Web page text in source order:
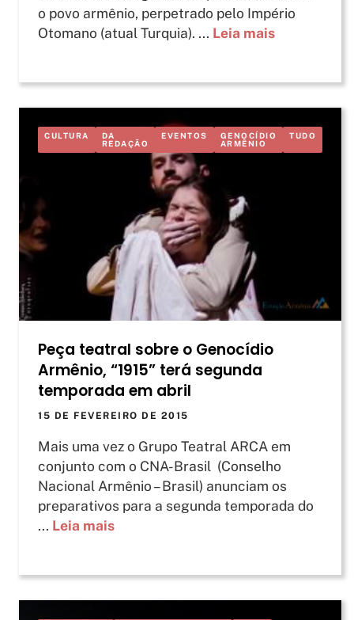
o povo armênio, perpetrado pelo Império
Otomano (atual Turquia). ... Leia mais
CULTURA
DA
REDAÇÃO
EVENTOS
GENOCÍDIO
ARMÊNIO
TUDO
Peça teatral sobre o Genocídio
Armênio, “1915” terá segunda
temporada em abril
15 DE FEVEREIRO DE 2015
Mais uma vez o Grupo Teatral ARCA em
conjunto com o CNA-Brasil (Conselho
Nacional Armênio – Brasil) anunciam os
preparativos para a segunda temporada do
... Leia mais